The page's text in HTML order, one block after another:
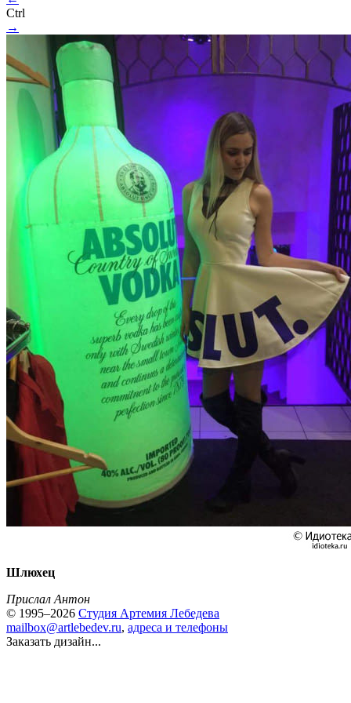
Ctrl
→
Шлюхец
Прислал Антон
© 1995–2026 Студия Артемия Лебедева
mailbox@artlebedev.ru, адреса и телефоны
Заказать дизайн...